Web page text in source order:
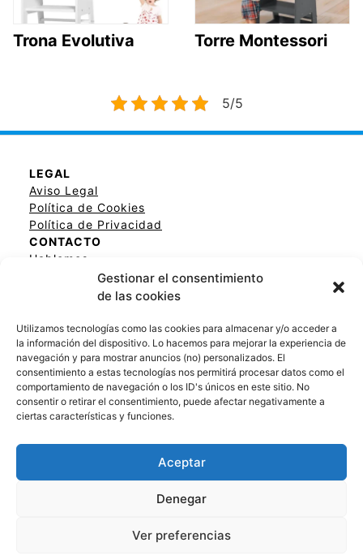
Gestionar el consentimiento
de las cookies
Utilizamos tecnologías como las cookies para almacenar y/o acceder a
la información del dispositivo. Lo hacemos para mejorar la experiencia de
navegación y para mostrar anuncios (no) personalizados. El
consentimiento a estas tecnologías nos permitirá procesar datos como el
comportamiento de navegación o los ID's únicos en este sitio. No
consentir o retirar el consentimiento, puede afectar negativamente a
ciertas características y funciones.
Aceptar
Denegar
Ver preferencias
Trona Evolutiva Torre Montessori
5/5
LEGAL
Aviso Legal
Política de Cookies
Política de Privacidad
CONTACTO
Hablemos
Pago Seguro a Través de Amazon
Incluimos productos que creemos que son útiles para nuestros lectores. Si
compra a través de enlaces en esta página, podemos ganar una pequeña
comisión.
Seguridad y aprendizaje en cada escalón, la
pequeño campeón ❤